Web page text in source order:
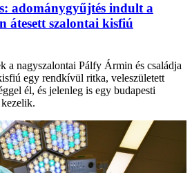
adománygyűjtés indult a
átesett szalontai kisfiú
a nagyszalontai Pálfy Ármin és családja
egy rendkívül ritka, veleszületett
él, és jelenleg is egy budapesti